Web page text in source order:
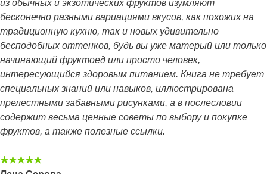
из обычных и экзотических фруктов изумляют
бесконечно разными вариациями вкусов, как похожих на
традиционную кухню, так и новых удивительно
бесподобных оттенков, будь вы уже матерый или только
начинающий фруктоед или просто человек,
интересующийся здоровым питанием. Книга не требует
специальных знаний или навыков, иллюстрирована
прелестными забавными рисунками, а в послесловии
содержит весьма ценные советы по выбору и покупке
фруктов, а также полезные ссылки.
★★★★★